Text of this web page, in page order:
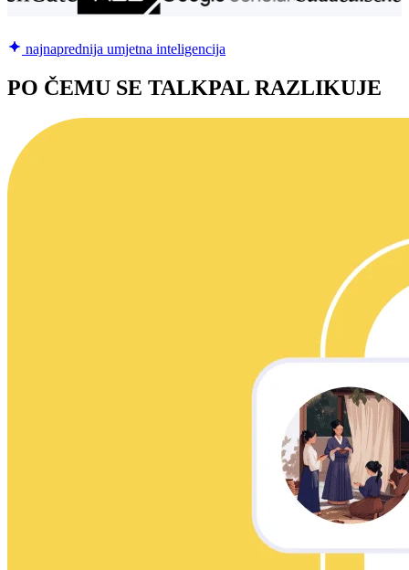
najnaprednija umjetna inteligencija
PO ČEMU SE TALKPAL RAZLIKUJE